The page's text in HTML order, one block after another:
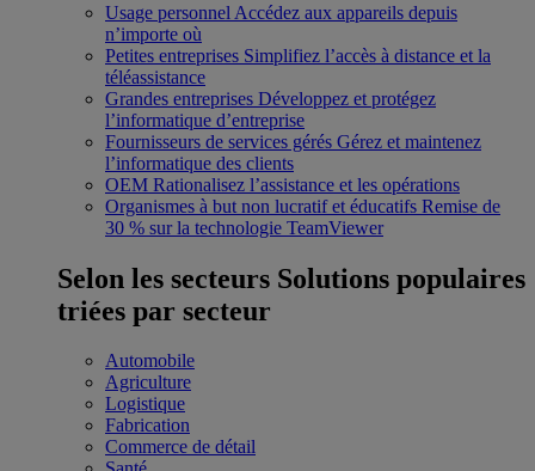
Usage personnel Accédez aux appareils depuis
n’importe où
Petites entreprises Simplifiez l’accès à distance et la
téléassistance
Grandes entreprises Développez et protégez
l’informatique d’entreprise
Fournisseurs de services gérés Gérez et maintenez
l’informatique des clients
OEM Rationalisez l’assistance et les opérations
Organismes à but non lucratif et éducatifs Remise de
30 % sur la technologie TeamViewer
Selon les secteurs Solutions populaires
triées par secteur
Automobile
Agriculture
Logistique
Fabrication
Commerce de détail